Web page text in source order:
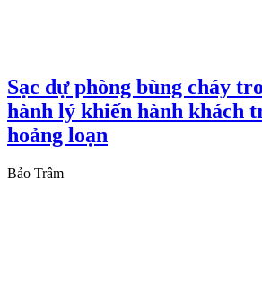
Sạc dự phòng bùng cháy
hành lý khiến hành khách
hoảng loạn
Bảo Trâm